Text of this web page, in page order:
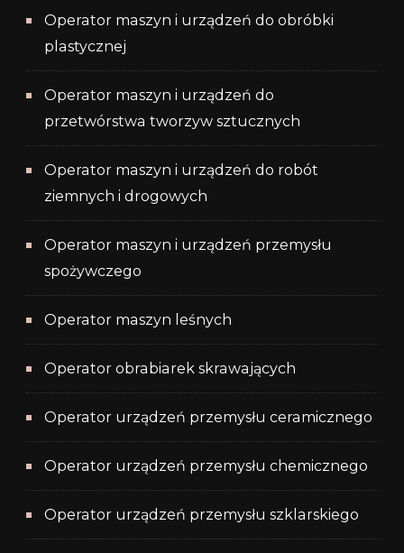
Operator maszyn i urządzeń do obróbki
plastycznej
Operator maszyn i urządzeń do
przetwórstwa tworzyw sztucznych
Operator maszyn i urządzeń do robót
ziemnych i drogowych
Operator maszyn i urządzeń przemysłu
spożywczego
Operator maszyn leśnych
Operator obrabiarek skrawających
Operator urządzeń przemysłu ceramicznego
Operator urządzeń przemysłu chemicznego
Operator urządzeń przemysłu szklarskiego